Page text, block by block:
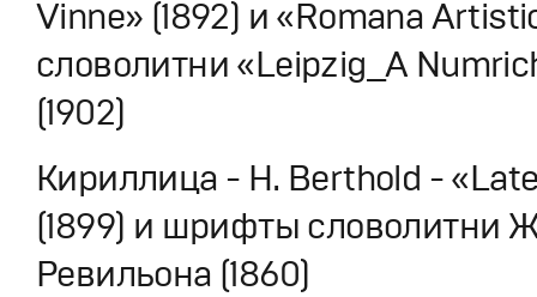
Vinne» (1892) и «Romana
словолитни «Leipzig_A
(1902)
Кириллица - H. Berthold -
(1899) и шрифты словолитни
Ревильона (1860)